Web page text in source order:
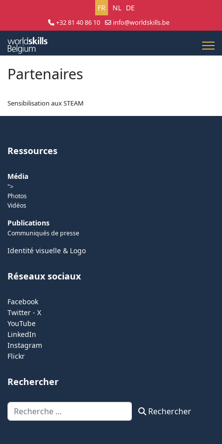
Sélectionnez votre langue
FR NL DE
+32 81 40 86 10
info@worldskills.be
Partenaires
Sensibilisation aux STEAM
Ressources
Média
">
Photos
Vidéos
Publications
Communiqués de presse
Identité visuelle & Logo
Réseaux sociaux
Facebook
Twitter - X
YouTube
LinkedIn
Instagram
Flickr
Rechercher
Rechercher Rechercher